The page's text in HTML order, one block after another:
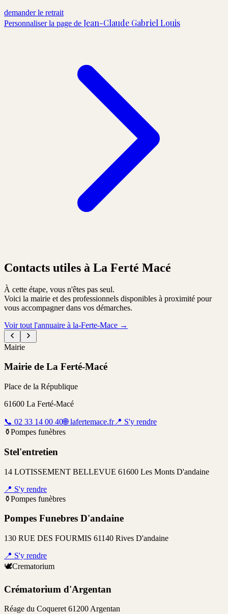
demander le retrait
Personnaliser la page de Jean-Claude Gabriel Louis
Contacts utiles à La Ferté Macé
À cette étape, vous n'êtes pas seul.
Voici la mairie et des professionnels disponibles à proximité pour
vous accompagner dans vos démarches.
Voir tout l'annuaire à la-Ferte-Mace →
Mairie
Mairie de La Ferté-Macé
Place de la République
61600 La Ferté-Macé
📞 02 33 14 00 40🌐 lafertemace.fr📍 S'y rendre
⚱️Pompes funèbres
Stel'entretien
14 LOTISSEMENT BELLEVUE 61600 Les Monts D'andaine
📍 S'y rendre
⚱️Pompes funèbres
Pompes Funebres D'andaine
130 RUE DES FOURMIS 61140 Rives D'andaine
📍 S'y rendre
🕊️Crematorium
Crématorium d'Argentan
Réage du Coqueret 61200 Argentan